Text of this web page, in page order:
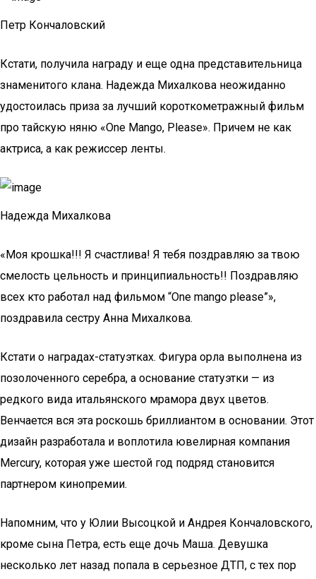
Петр Кончаловский
Кстати, получила награду и еще одна представительница
знаменитого клана. Надежда Михалкова неожиданно
удостоилась приза за лучший короткометражный фильм
про тайскую няню «One Mango, Please». Причем не как
актриса, а как режиссер ленты.
Надежда Михалкова
«Моя крошка!!! Я счастлива! Я тебя поздравляю за твою
смелость цельность и принципиальность!! Поздравляю
всех кто работал над фильмом “One mango please”»,
поздравила сестру Анна Михалкова.
Кстати о наградах-статуэтках. Фигура орла выполнена из
позолоченного серебра, а основание статуэтки — из
редкого вида итальянского мрамора двух цветов.
Венчается вся эта роскошь бриллиантом в основании. Этот
дизайн разработала и воплотила ювелирная компания
Mercury, которая уже шестой год подряд становится
партнером кинопремии.
Напомним, что у Юлии Высоцкой и Андрея Кончаловского,
кроме сына Петра, есть еще дочь Маша. Девушка
несколько лет назад попала в серьезное ДТП, с тех пор